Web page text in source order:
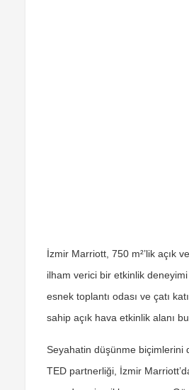
İzmir Marriott, 750 m²’lik açık
ilham verici bir etkinlik
esnek toplantı odası ve çatı
sahip açık hava etkinlik alanı
Seyahatin düşünme biçimlerini
TED partnerliği, İzmir